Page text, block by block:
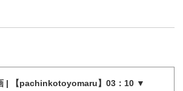
| 【pachinkotoyomaru】03：10 ▼